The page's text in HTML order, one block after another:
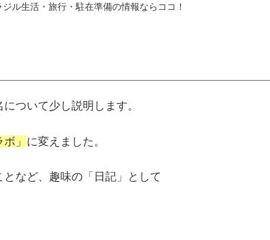
ジル生活・旅行・駐在準備の情報ならココ！
ついて少し説明します。
ボ」 に変えました。
など、趣味の「日記」として